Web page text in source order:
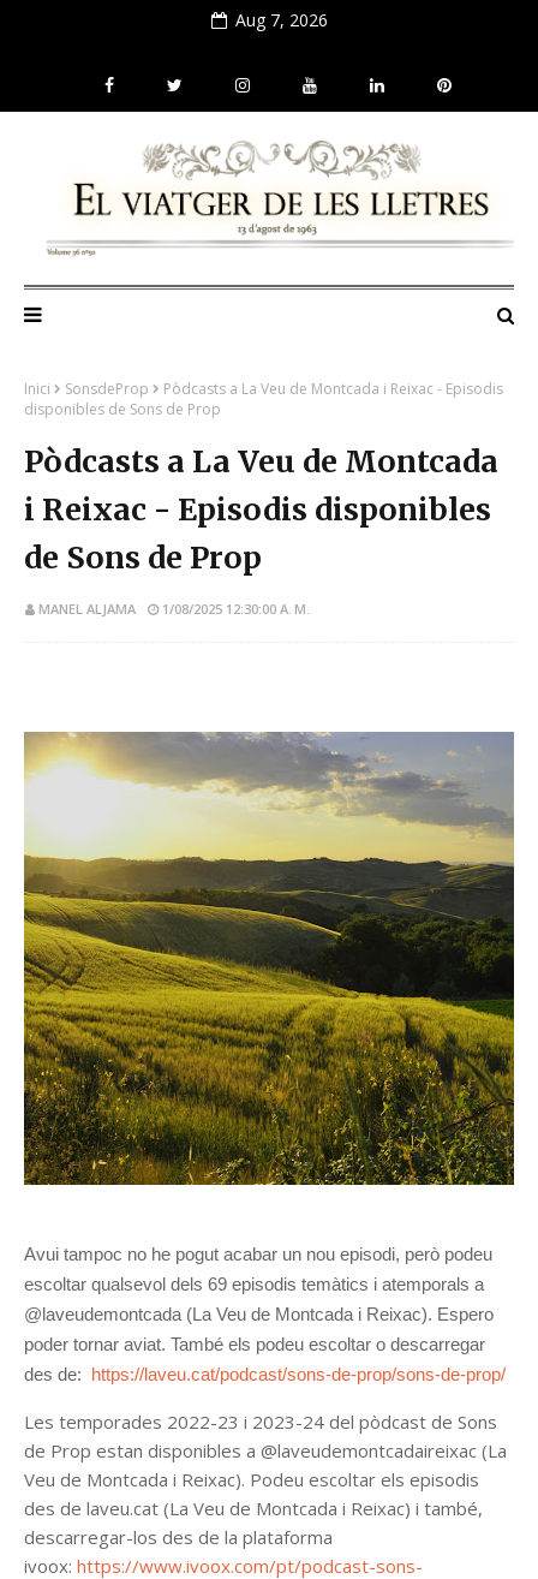
Aug 7, 2026
Inici SonsdeProp
Pòdcasts a La Veu de Montcada i Reixac - Episodis
disponibles de Sons de Prop
Pòdcasts a La Veu de Montcada
i Reixac - Episodis disponibles
de Sons de Prop
MANEL ALJAMA 1/08/2025 12:30:00 A. M.
Avui tampoc no he pogut acabar un nou episodi, però podeu
escoltar qualsevol dels 69 episodis temàtics i atemporals a
@laveudemontcada (La Veu de Montcada i Reixac). Espero
poder tornar aviat. També els podeu escoltar o descarregar
des de: https://laveu.cat/podcast/sons-de-prop/sons-de-prop/
Les temporades 2022-23 i 2023-24 del pòdcast de Sons
de Prop estan disponibles a @laveudemontcadaireixac (La
Veu de Montcada i Reixac). Podeu escoltar els episodis
des de laveu.cat (La Veu de Montcada i Reixac) i també,
descarregar-los des de la plataforma
ivoox: https://www.ivoox.com/pt/podcast-sons-